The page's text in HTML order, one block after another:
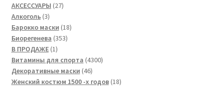
товара
АКСЕССУАРЫ 2727
Алкоголь 33
товара
Барокко маски 1818
Биорегенева 353353
В ПРОДАЖЕ 11
товар
Витамины для спорта 43004300
Декоративные маски 4646
товаров
Женский костюм 1500 -х годов 1818